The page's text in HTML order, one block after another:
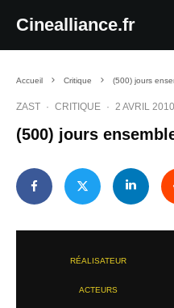
Cinealliance.fr
Accueil Critique (500) jours
ZAST · CRITIQUE · 2 AVRIL 2010
(500) jours
RÉALISATEUR
ACTEURS